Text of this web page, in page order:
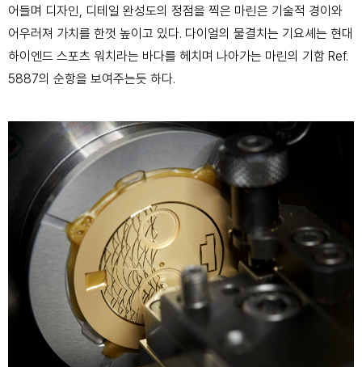
어들며 디자인, 디테일 완성도의 정점을 찍은 마린은 기술적 경이와
어우러져 가치를 한껏 높이고 있다. 다이얼의 물결치는 기요셰는 현대
하이엔드 스포츠 워치라는 바다를 헤치며 나아가는 마린의 기함 Ref.
5887의 순항을 보여주는듯 하다.